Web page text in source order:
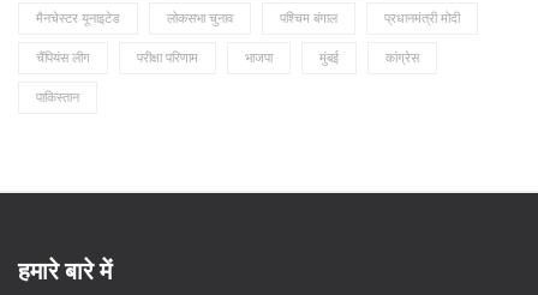
मैनचेस्टर यूनाइटेड लोकसभा चुनाव पश्चिम बंगाल प्रधानमंत्री मोदी
चैंपियंस लीग परीक्षा परिणाम भाजपा मुंबई कांग्रेस
पाकिस्तान
हमारे बारे में